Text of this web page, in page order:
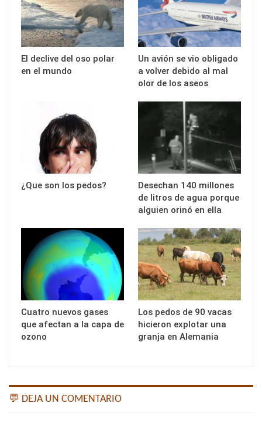
El declive del oso polar
en el mundo
Un avión se vio obligado
a volver debido al mal
olor de los aseos
¿Que son los pedos?
Desechan 140 millones
de litros de agua porque
alguien orinó en ella
Cuatro nuevos gases
que afectan a la capa de
ozono
Los pedos de 90 vacas
hicieron explotar una
granja en Alemania
💬 DEJA UN COMENTARIO